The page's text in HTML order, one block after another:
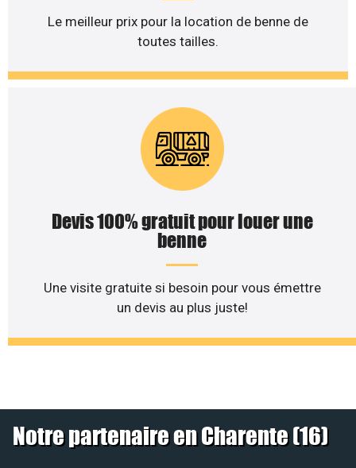
Le meilleur prix pour la location de benne de
toutes tailles.
Devis 100% gratuit pour louer une
benne
Une visite gratuite si besoin pour vous émettre
un devis au plus juste!
Notre partenaire en Charente (16)